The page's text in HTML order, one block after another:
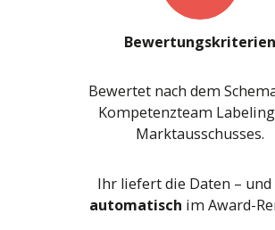
Bewertungskriterien
Bewertet nach dem
Kompetenzteam
Marktausschusses.
Ihr liefert die Daten – und
automatisch im Award-